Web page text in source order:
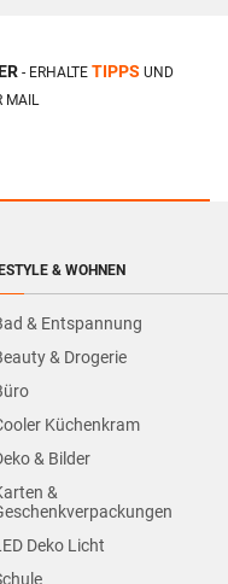
- ERHALTE TIPPS UND
MAIL
& WOHNEN
& Entspannung
& Drogerie
Küchenkram
& Bilder
&
Deko Licht